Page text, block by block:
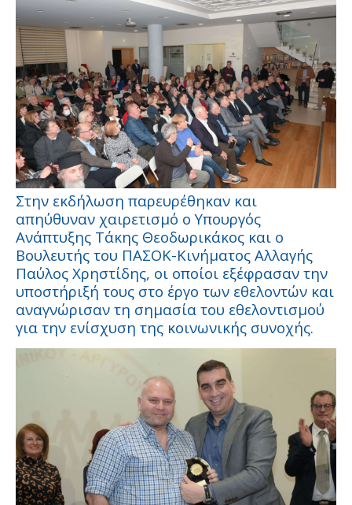
Στην εκδήλωση παρευρέθηκαν και
απηύθυναν χαιρετισμό ο Υπουργός
Ανάπτυξης Τάκης Θεοδωρικάκος και ο
Βουλευτής του ΠΑΣΟΚ-Κινήματος Αλλαγής
Παύλος Χρηστίδης, οι οποίοι εξέφρασαν την
υποστήριξή τους στο έργο των εθελοντών και
αναγνώρισαν τη σημασία του εθελοντισμού
για την ενίσχυση της κοινωνικής συνοχής.